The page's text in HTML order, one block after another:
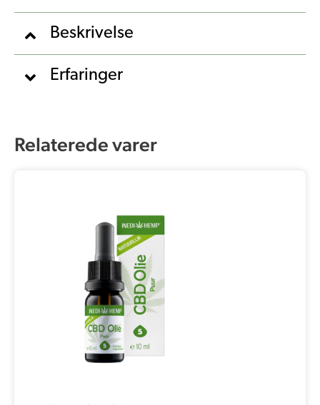
Beskrivelse
Erfaringer
Relaterede varer